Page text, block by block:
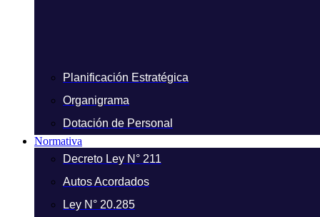
Planificación Estratégica
Organigrama
Dotación de Personal
Normativa
Decreto Ley N° 211
Autos Acordados
Ley N° 20.285